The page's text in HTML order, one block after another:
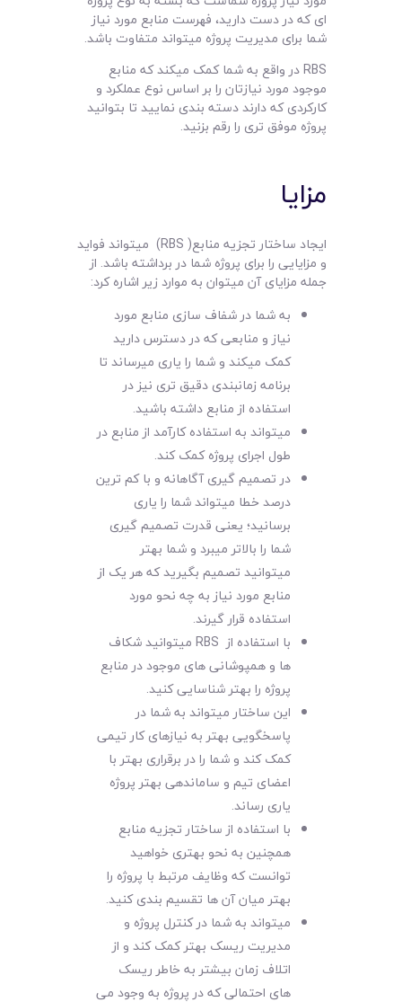
ای که در دست دارید، فهرست منابع مورد نیاز
شما برای مدیریت پروژه میتواند متفاوت باشد.
RBS در واقع به شما کمک میکند که منابع
موجود مورد نیازتان را بر اساس نوع عملکرد و
کارکردی که دارند دسته بندی نمایید تا بتوانید
پروژه موفق تری را رقم بزنید.
مزایا
ایجاد ساختار تجزیه منابع( RBS) میتواند فواید
و مزایایی را برای پروژه شما در برداشته باشد. از
جمله مزایای آن میتوان به موارد زیر اشاره کرد:
به شما در شفاف سازی منابع مورد
نیاز و منابعی که در دسترس دارید
کمک میکند و شما را یاری میرساند تا
برنامه زمانبندی دقیق تری نیز در
استفاده از منابع داشته باشید.
میتواند به استفاده کارآمد از منابع در
طول اجرای پروژه کمک کند.
در تصمیم گیری آگاهانه و با کم ترین
درصد خطا میتواند شما را یاری
برسانید؛ یعنی قدرت تصمیم گیری
شما را بالاتر میبرد و شما بهتر
میتوانید تصمیم بگیرید که هر یک از
منابع مورد نیاز به چه نحو مورد
استفاده قرار گیرند.
با استفاده از RBS میتوانید شکاف
ها و همپوشانی های موجود در منابع
پروژه را بهتر شناسایی کنید.
این ساختار میتواند به شما در
پاسخگویی بهتر به نیازهای کار تیمی
کمک کند و شما را در برقراری بهتر با
اعضای تیم و ساماندهی بهتر پروژه
یاری رساند.
با استفاده از ساختار تجزیه منابع
همچنین به نحو بهتری خواهید
توانست که وظایف مرتبط با پروژه را
بهتر میان آن ها تقسیم بندی کنید.
میتواند به شما در کنترل پروژه و
مدیریت ریسک بهتر کمک کند و از
اتلاف زمان بیشتر به خاطر ریسک
های احتمالی که در پروژه به وجود می